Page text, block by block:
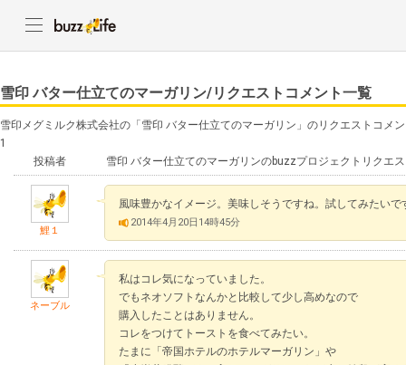
雪印 バター仕立てのマーガリン/リクエストコメント一覧
雪印メグミルク株式会社の「雪印 バター仕立てのマーガリン」のリクエストコメ
1
投稿者
雪印 バター仕立てのマーガリンのbuzzプロジェクトリクエ
鯉１
風味豊かなイメージ。美味しそうですね。試してみたいで
2014年4月20日14時45分
ネーブル
私はコレ気になっていました。
でもネオソフトなんかと比較して少し高めなので
購入したことはありません。
コレをつけてトーストを食べてみたい。
たまに「帝国ホテルのホテルマーガリン」や